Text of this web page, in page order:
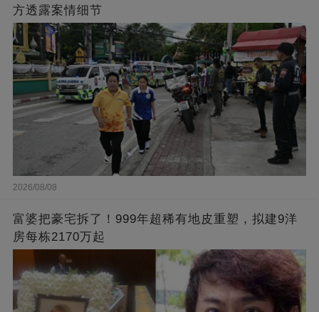
方透露案情细节
2026/08/08
富婆把豪宅拆了！999年超稀有地皮重塑，拟建9洋
房每栋2170万起